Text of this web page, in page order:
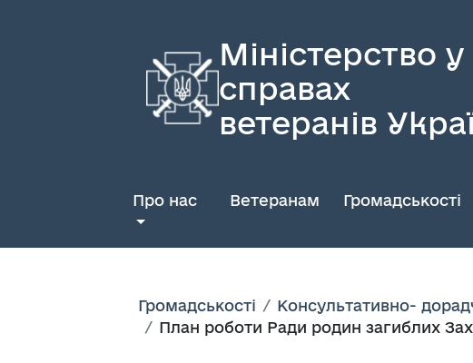
Міністерство у
справах
ветеранів
Про нас Ветеранам Громадськості
Громадськості Консультативно-
План роботи Ради родин загиблих